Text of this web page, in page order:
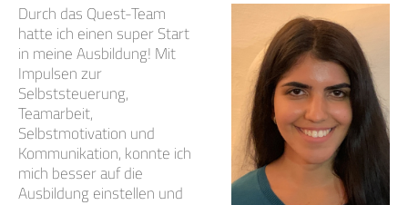
Durch das Quest-Team
hatte ich einen super Start
in meine Ausbildung! Mit
Impulsen zur
Selbststeuerung,
Teamarbeit,
Selbstmotivation und
Kommunikation, konnte ich
mich besser auf die
Ausbildung einstellen und